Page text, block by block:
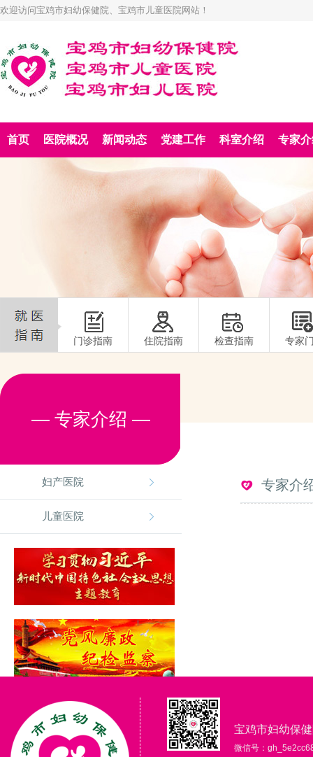
欢迎访问宝鸡市妇幼保健院、宝鸡市儿童医院网站！
首页 医院概况 新闻动态 党建工作 科室介绍 专家
门诊指南 住院指南 检查指南 专家
— 专家介绍 —
妇产医院
儿童医院
专家介
宝鸡市妇幼保
微信号：